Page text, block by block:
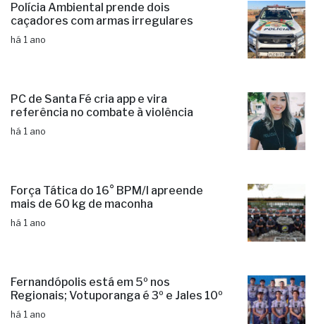
Polícia Ambiental prende dois
caçadores com armas irregulares
há 1 ano
PC de Santa Fé cria app e vira
referência no combate à violência
há 1 ano
Força Tática do 16° BPM/I apreende
mais de 60 kg de maconha
há 1 ano
Fernandópolis está em 5º nos
Regionais; Votuporanga é 3º e Jales 10º
há 1 ano